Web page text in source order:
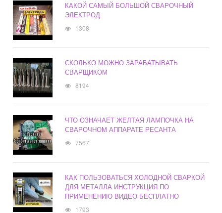
КАКОЙ САМЫЙ БОЛЬШОЙ СВАРОЧНЫЙ
ЭЛЕКТРОД
1308
СКОЛЬКО МОЖНО ЗАРАБАТЫВАТЬ
СВАРЩИКОМ
8194
ЧТО ОЗНАЧАЕТ ЖЕЛТАЯ ЛАМПОЧКА НА
СВАРОЧНОМ АППАРАТЕ РЕСАНТА
7567
КАК ПОЛЬЗОВАТЬСЯ ХОЛОДНОЙ СВАРКОЙ
ДЛЯ МЕТАЛЛА ИНСТРУКЦИЯ ПО
ПРИМЕНЕНИЮ ВИДЕО БЕСПЛАТНО
1793